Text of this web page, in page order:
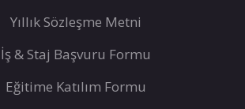
Yıllık Sözleşme Metni
İş & Staj Başvuru Formu
Eğitime Katılım Formu